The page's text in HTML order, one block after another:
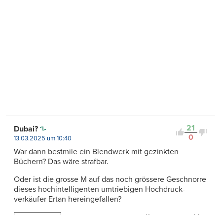
21
0
Dubai?
13.03.2025 um 10:40
War dann bestmile ein Blendwerk mit gezinkten
Büchern? Das wäre strafbar.
Oder ist die grosse M auf das noch grössere Geschnorre
dieses hochintelligenten umtriebigen Hochdruck-
verkäufer Ertan hereingefallen?